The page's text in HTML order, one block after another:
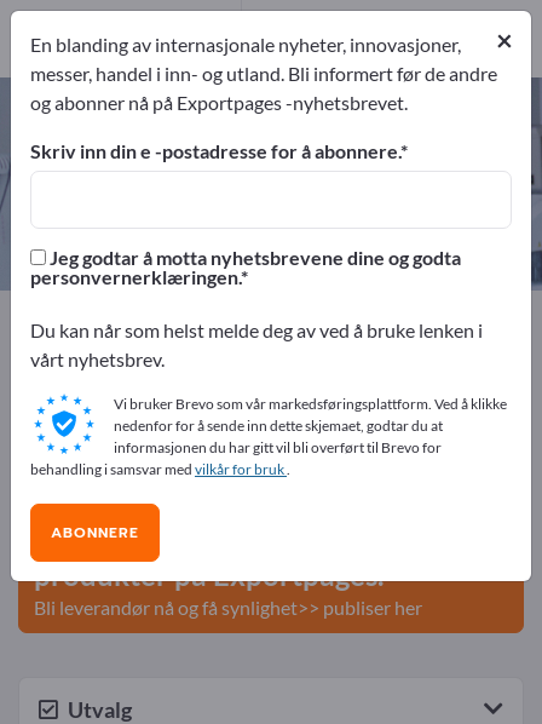
Bukker for kjøretøykontroll – finn
produsenter og leverandører
Produsent
Exportpages Medisin og laboratorium
Testutstyr
Kjøretøyprøveanlegg
Bukker for kjøretøykontroll
Annonser gratis på Exportpages!
Behov – Tilbud – Brukte varer – Forretningskontakter >>
start her
Publiser din bedrift og dine
produkter på Exportpages.
Bli leverandør nå og få synlighet>> publiser her
Utvalg
×
En blanding av internasjonale nyheter, innovasjoner,
messer, handel i inn- og utland. Bli informert før de andre
og abonner nå på Exportpages -nyhetsbrevet.
Skriv inn din e -postadresse for å abonnere.
Jeg godtar å motta nyhetsbrevene dine og godta
personvernerklæringen.
Du kan når som helst melde deg av ved å bruke lenken i
vårt nyhetsbrev.
Vi bruker Brevo som vår markedsføringsplattform. Ved å klikke
nedenfor for å sende inn dette skjemaet, godtar du at
informasjonen du har gitt vil bli overført til Brevo for
behandling i samsvar med vilkår for bruk.
ABONNERE